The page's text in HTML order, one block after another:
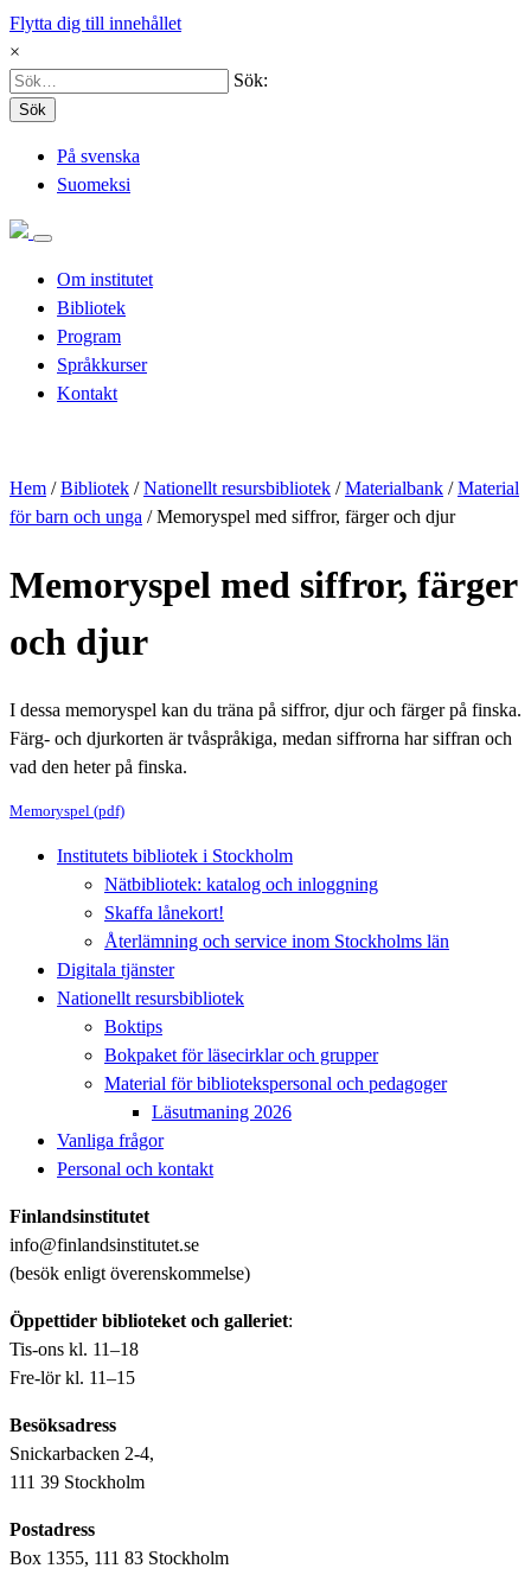
Flytta dig till innehållet
×
Sök:
Sök
På svenska
Suomeksi
Om institutet
Bibliotek
Program
Språkkurser
Kontakt
Hem /Bibliotek /Nationellt resursbibliotek /Materialbank /Material
för barn och unga /Memoryspel med siffror, färger och djur
Memoryspel med siffror, färger
och djur
I dessa memoryspel kan du träna på siffror, djur och färger på finska.
Färg- och djurkorten är tvåspråkiga, medan siffrorna har siffran och
vad den heter på finska.
Memoryspel (pdf)
Institutets bibliotek i Stockholm
Nätbibliotek: katalog och inloggning
Skaffa lånekort!
Återlämning och service inom Stockholms län
Digitala tjänster
Nationellt resursbibliotek
Boktips
Bokpaket för läsecirklar och grupper
Material för bibliotekspersonal och pedagoger
Läsutmaning 2026
Vanliga frågor
Personal och kontakt
Finlandsinstitutet
info@finlandsinstitutet.se
(besök enligt överenskommelse)
Öppettider biblioteket och galleriet:
Tis-ons kl. 11–18
Fre-lör kl. 11–15
Besöksadress
Snickarbacken 2-4,
111 39 Stockholm
Postadress
Box 1355, 111 83 Stockholm